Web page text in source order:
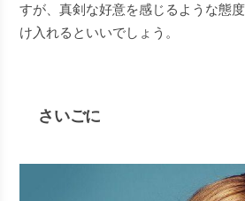
すが、真剣な好意を感じるような態
け入れるといいでしょう。
さいごに